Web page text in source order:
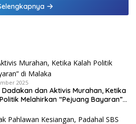
2025
Dadakan dan Aktivis Murahan, Ketika
Melahirkan “Pejuang Bayaran”